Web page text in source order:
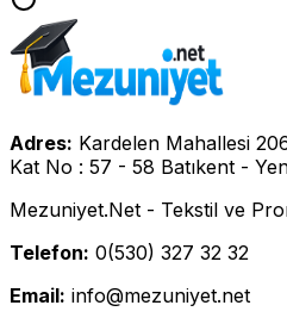
Adres: Kardelen Mahallesi
Kat No : 57 - 58 Batıkent -
Mezuniyet.Net - Tekstil ve
Telefon: 0(530) 327 32 32
Email: info@mezuniyet.net